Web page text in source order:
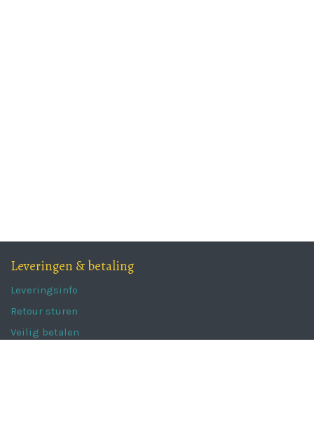
Leveringen & betaling
Leveringsinfo
Retour sturen
Veilig betalen